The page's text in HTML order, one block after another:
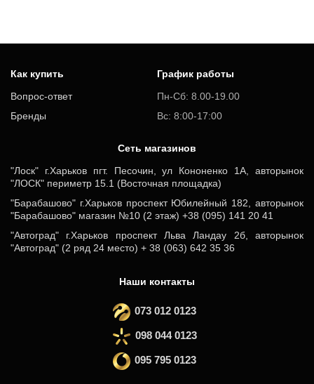
Как купить
Вопрос-ответ
Бренды
График работы
Пн-Сб: 8.00-19.00
Вс: 8:00-17:00
Cеть магазинов
"Лоск" г.Харьков пгт. Песочин, ул Кононенко 1А, авторынок
"ЛОСК" периметр 15.1 (Восточная площадка)
"Барабашово" г.Харьков проспект Юбилейный 182, авторынок
"Барабашово" магазин №10 (2 этаж) +38 (095) 141 20 41
"Автоград" г.Харьков проспект Льва Ландау 2б, авторынок
"Автоград" (2 ряд 24 место) + 38 (063) 642 35 36
Наши контакты
073 012 0123
098 044 0123
095 795 0123